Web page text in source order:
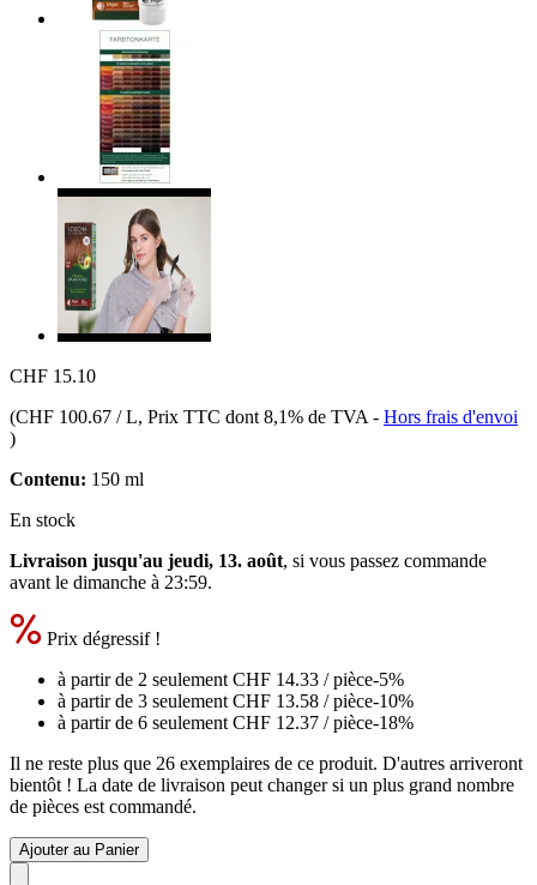
CHF 15.10
(CHF 100.67 / L, Prix TTC dont 8,1% de TVA - Hors frais d'envoi
)
Contenu: 150 ml
En stock
Livraison jusqu'au jeudi, 13. août, si vous passez commande
avant le dimanche à 23:59.
Prix dégressif !
à partir de 2 seulement CHF 14.33 / pièce-5%
à partir de 3 seulement CHF 13.58 / pièce-10%
à partir de 6 seulement CHF 12.37 / pièce-18%
Il ne reste plus que 26 exemplaires de ce produit. D'autres arriveront
bientôt ! La date de livraison peut changer si un plus grand nombre
de pièces est commandé.
Ajouter au Panier